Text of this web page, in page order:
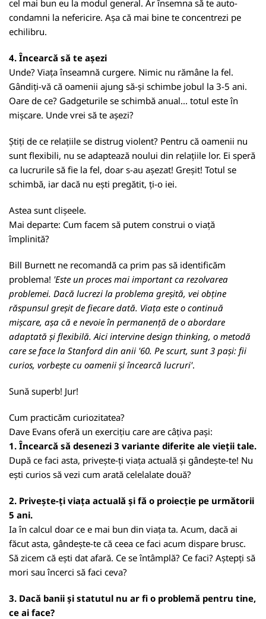
cel mai bun eu la modul general. Ar însemna să te auto-
condamni la nefericire. Așa că mai bine te concentrezi pe
echilibru.
4. Încearcă să te așezi
Unde? Viața înseamnă curgere. Nimic nu rămâne la fel.
Gândiți-vă că oamenii ajung să-și schimbe jobul la 3-5 ani.
Oare de ce? Gadgeturile se schimbă anual... totul este în
mișcare. Unde vrei să te așezi?
Știți de ce relațiile se distrug violent? Pentru că oamenii nu
sunt flexibili, nu se adaptează noului din relațiile lor. Ei speră
ca lucrurile să fie la fel, doar s-au așezat! Greșit! Totul se
schimbă, iar dacă nu ești pregătit, ți-o iei.
Astea sunt clișeele.
Mai departe: Cum facem să putem construi o viață
împlinită?
Bill Burnett ne recomandă ca prim pas să identificăm
problema! 'Este un proces mai important ca rezolvarea
problemei. Dacă lucrezi la problema greșită, vei obține
răspunsul greșit de fiecare dată. Viața este o continuă
mișcare, așa că e nevoie în permanență de o abordare
adaptată și flexibilă. Aici intervine design thinking, o metodă
care se face la Stanford din anii '60. Pe scurt, sunt 3 pași: fii
curios, vorbește cu oamenii și încearcă lucruri'.
Sună superb! Jur!
Cum practicăm curiozitatea?
Dave Evans oferă un exercițiu care are câțiva pași:
1. Încearcă să desenezi 3 variante diferite ale vieții tale.
După ce faci asta, privește-ți viața actuală și gândește-te! Nu
ești curios să vezi cum arată celelalate două?
2. Privește-ți viața actuală și fă o proiecție pe următorii
5 ani.
Ia în calcul doar ce e mai bun din viața ta. Acum, dacă ai
făcut asta, gândește-te că ceea ce faci acum dispare brusc.
Să zicem că ești dat afară. Ce se întâmplă? Ce faci? Aștepți să
mori sau încerci să faci ceva?
3. Dacă banii și statutul nu ar fi o problemă pentru tine,
ce ai face?